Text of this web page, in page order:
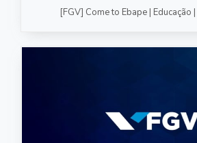
[FGV] Come to Ebape | Educação